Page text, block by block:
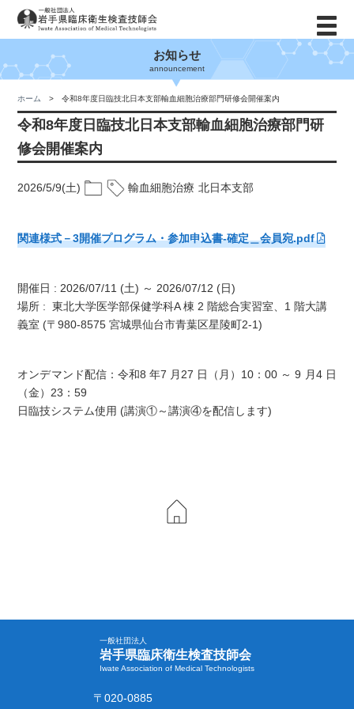
お知らせ
announcement
ホーム 令和8年度日臨技北日本支部輸血細胞治療部門研修会開催案内
令和8年度日臨技北日本支部輸血細胞治療部門研
修会開催案内
2026/5/9(土) 輸血細胞治療 北日本支部
関連様式－3開催プログラム・参加申込書-確定＿会員宛.pdf
開催日 : 2026/07/11 (土) ～ 2026/07/12 (日)
場所 : 東北大学医学部保健学科A 棟 2 階総合実習室、1 階大講
義室 (〒980-8575 宮城県仙台市青葉区星陵町2-1)
オンデマンド配信：令和8 年7 月27 日（月）10：00 ～ 9 月4 日
（金）23：59
日臨技システム使用 (講演①～講演④を配信します)
一般社団法人
岩手県臨床衛生検査技師会
Iwate Association of Medical Technologists
〒020-0885